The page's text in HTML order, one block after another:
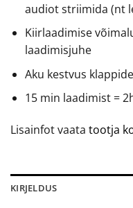
audiot striimida (nt
Kiirlaadimise
laadimisjuhe
Aku kestvus
15 min laadimist =
Lisainfot vaata tootja
KIRJELDUS